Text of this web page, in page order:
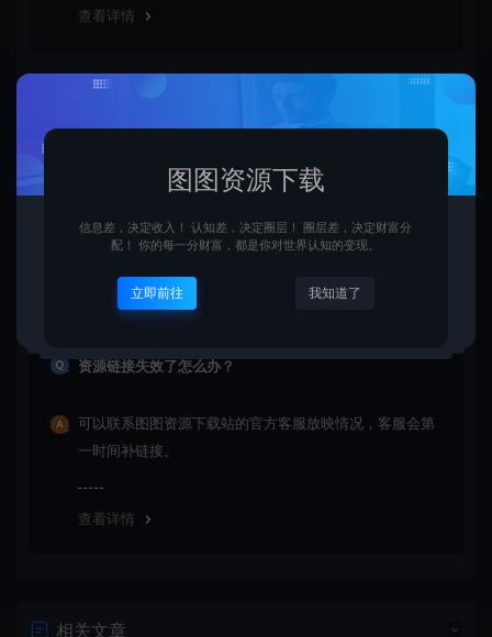
查看详情
由于下载服务的特殊性，一旦您购买使用了下载服务，就
资源链接失效了怎么办？
可以联系图图资源下载站的官方客服放映情况，客服会第
一时间补链接。
查看详情
相关文章
图图资源下载
信息差，决定收入！ 认知差，决定圈层！ 圈层差，决定财富分
配！ 你的每一分财富，都是你对世界认知的变现。
立即前往 我知道了